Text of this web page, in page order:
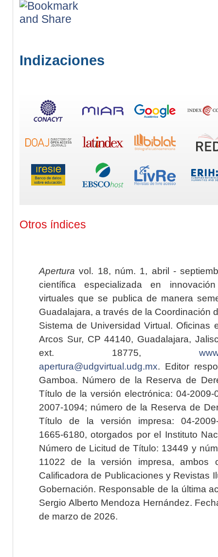
Indizaciones
Otros índices
Apertura vol. 18, núm. 1, abril -
científica especializada en
virtuales que se publica de manera
Guadalajara, a través de la Coordinación
Sistema de Universidad Virtual. Oficinas
Arcos Sur, CP 44140, Guadalajara,
ext. 18775,
apertura@udgvirtual.udg.mx. Editor
Gamboa. Número de la Reserva de
Título de la versión electrónica: 04-2009-
2007-1094; número de la Reserva de
Título de la versión impresa: 04-2009-
1665-6180, otorgados por el Instituto
Número de Licitud de Título: 13449 y
11022 de la versión impresa, ambos
Calificadora de Publicaciones y Revistas
Gobernación. Responsable de la última
Sergio Alberto Mendoza Hernández.
de marzo de 2026.